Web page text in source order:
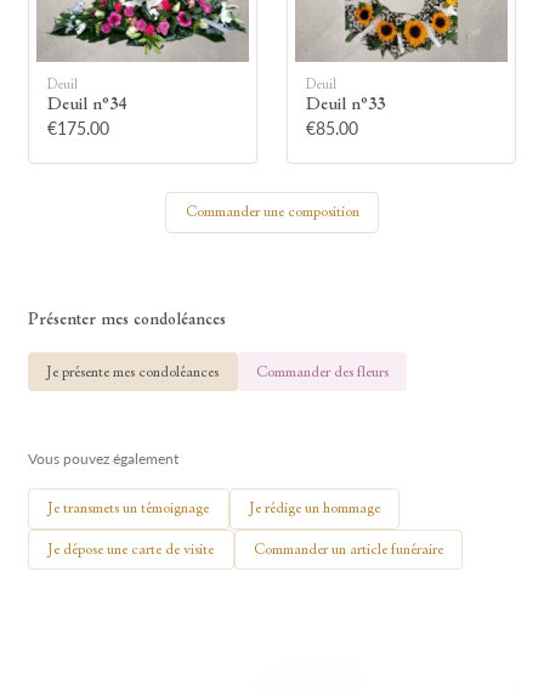
Votre prénom
Deuil
Deuil n°34
€175.00
Deuil
Deuil n°33
€85.00
Commander une composition
Présenter mes condoléances
Je présente mes condoléances Commander des fleurs
Vous pouvez également
Je transmets un témoignage Je rédige un hommage
Je dépose une carte de visite Commander un article funéraire